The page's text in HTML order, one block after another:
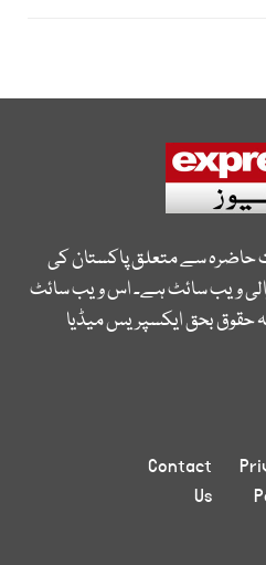
حاضرہ سے متعلق پاکستان کی
ویب سائٹ ہے۔ اس ویب سائٹ
حقوق بحق ایکسپریس میڈیا
Contact
Us